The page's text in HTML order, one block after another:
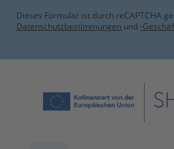
Dieses Formular ist durch reCAPTCHA
Datenschutzbestimmungen und -